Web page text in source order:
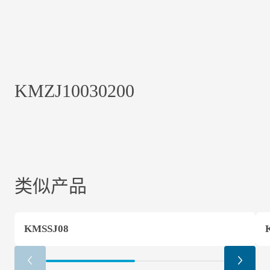
KMZJ10030200
类似产品
KMSSJ08